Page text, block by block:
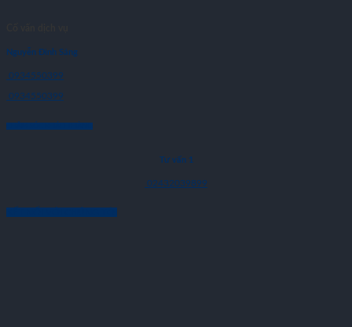
Nguyễn Đình Sáng
0934550399
0934550399
Tư vấn 1
02432039899